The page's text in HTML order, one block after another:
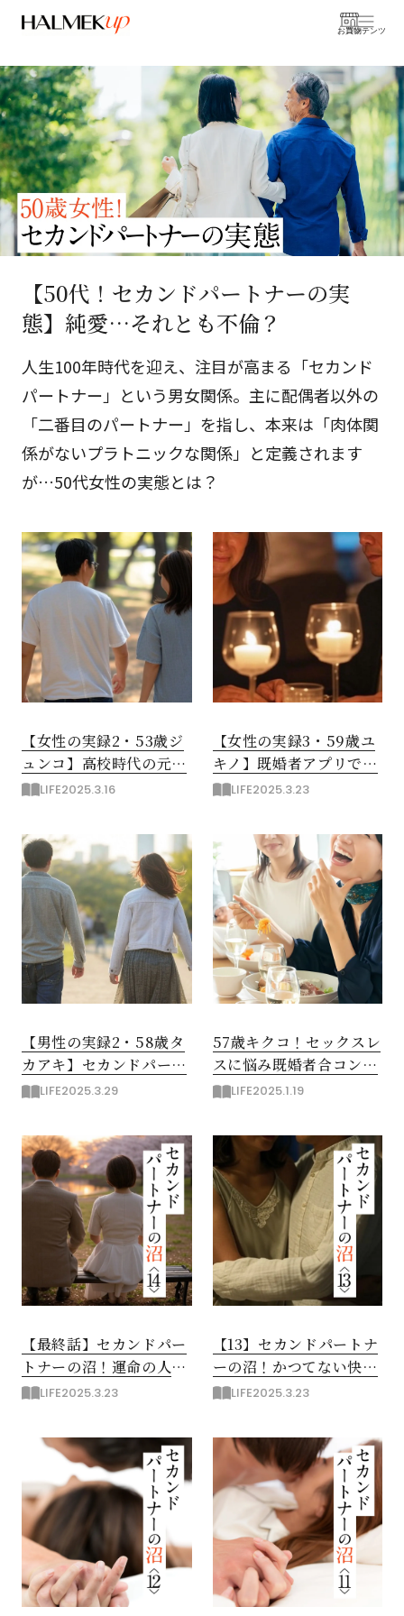
お買物
コンテンツ
【50代！セカンドパートナーの実
態】純愛…それとも不倫？
人生100年時代を迎え、注目が高まる「セカンド
パートナー」という男女関係。主に配偶者以外の
「二番目のパートナー」を指し、本来は「肉体関
係がないプラトニックな関係」と定義されます
が…50代女性の実態とは？
【女性の実録2・53歳ジ
ュンコ】高校時代の元彼
とセカンドパートナーに
LIFE2025.3.16
【女性の実録3・59歳ユ
キノ】既婚者アプリでセ
カンドパートナーと出会
LIFE2025.3.23
【男性の実録2・58歳タ
カアキ】セカンドパート
ナーは複数もってリスク
LIFE2025.3.29
57歳キクコ！セックスレ
スに悩み既婚者合コンへ
参加LIFE2025.1.19
【最終話】セカンドパー
トナーの沼！運命の人
は…ただの他人だったの
LIFE2025.3.23
【13】セカンドパートナ
ーの沼！かつてない快楽
と止まらない不安
LIFE2025.3.23